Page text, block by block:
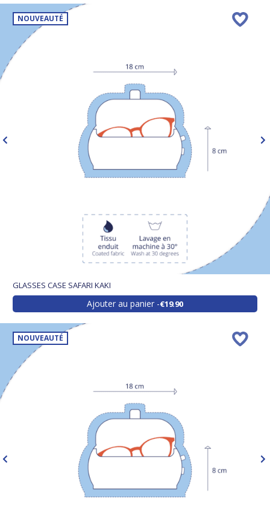
NOUVEAUTÉ
GLASSES CASE SAFARI KAKI
Ajouter au panier €19.90
NOUVEAUTÉ